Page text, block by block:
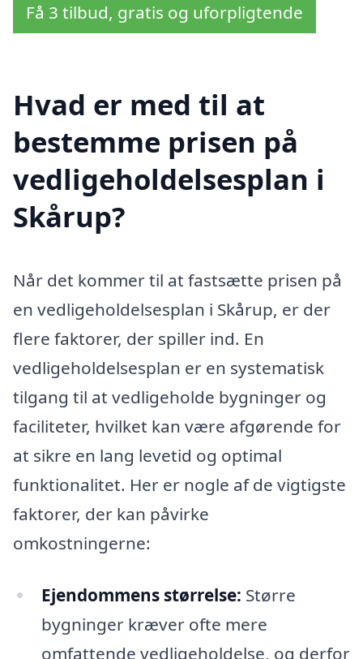
Få 3 tilbud, gratis og uforpligtende
Hvad er med til at
bestemme prisen på
vedligeholdelsesplan i
Skårup?
Når det kommer til at fastsætte prisen på
en vedligeholdelsesplan i Skårup, er der
flere faktorer, der spiller ind. En
vedligeholdelsesplan er en systematisk
tilgang til at vedligeholde bygninger og
faciliteter, hvilket kan være afgørende for
at sikre en lang levetid og optimal
funktionalitet. Her er nogle af de vigtigste
faktorer, der kan påvirke
omkostningerne:
Ejendommens størrelse: Større
bygninger kræver ofte mere
omfattende vedligeholdelse, og derfor